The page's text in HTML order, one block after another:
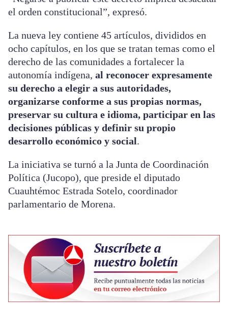
el orden constitucional”, expresó.
La nueva ley contiene 45 artículos, divididos en
ocho capítulos, en los que se tratan temas como el
derecho de las comunidades a fortalecer la
autonomía indígena, al reconocer expresamente
su derecho a elegir a sus autoridades,
organizarse conforme a sus propias normas,
preservar su cultura e idioma, participar en las
decisiones públicas y definir su propio
desarrollo económico y social.
La iniciativa se turnó a la Junta de Coordinación
Política (Jucopo), que preside el diputado
Cuauhtémoc Estrada Sotelo, coordinador
parlamentario de Morena.